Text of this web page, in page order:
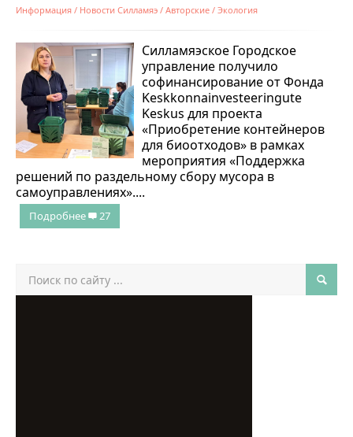
Информация / Новости Силламяэ / Авторские / Экология
Силламяэское Городское
управление получило
софинансирование от Фонда
Keskkonnainvesteeringute
Keskus для проекта
«Приобретение контейнеров
для биоотходов» в рамках
мероприятия «Поддержка
решений по раздельному сбору мусора в
самоуправлениях»....
Подробнее 27